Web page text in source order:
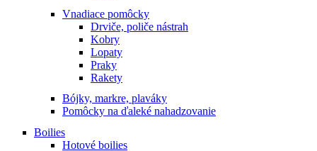
Vnadiace pomôcky
Drviče, poliče nástrah
Kobry
Lopaty
Praky
Rakety
Bójky, markre, plaváky
Pomôcky na ďaleké nahadzovanie
Boilies
Hotové boilies